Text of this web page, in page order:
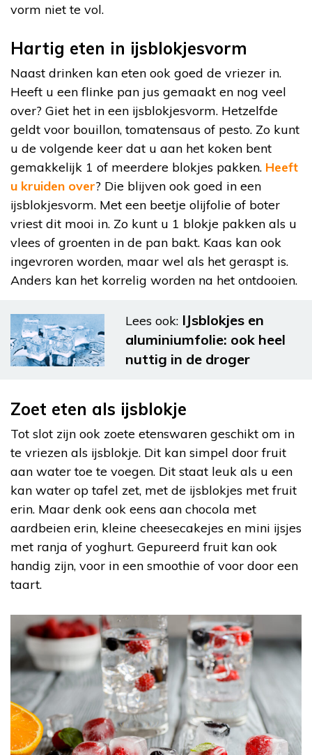
vorm niet te vol.
Hartig eten in ijsblokjesvorm
Naast drinken kan eten ook goed de vriezer in.
Heeft u een flinke pan jus gemaakt en nog veel
over? Giet het in een ijsblokjesvorm. Hetzelfde
geldt voor bouillon, tomatensaus of pesto. Zo kunt
u de volgende keer dat u aan het koken bent
gemakkelijk 1 of meerdere blokjes pakken. Heeft
u kruiden over? Die blijven ook goed in een
ijsblokjesvorm. Met een beetje olijfolie of boter
vriest dit mooi in. Zo kunt u 1 blokje pakken als u
vlees of groenten in de pan bakt. Kaas kan ook
ingevroren worden, maar wel als het geraspt is.
Anders kan het korrelig worden na het ontdooien.
Lees ook: IJsblokjes en
aluminiumfolie: ook heel
nuttig in de droger
Zoet eten als ijsblokje
Tot slot zijn ook zoete etenswaren geschikt om in
te vriezen als ijsblokje. Dit kan simpel door fruit
aan water toe te voegen. Dit staat leuk als u een
kan water op tafel zet, met de ijsblokjes met fruit
erin. Maar denk ook eens aan chocola met
aardbeien erin, kleine cheesecakejes en mini ijsjes
met ranja of yoghurt. Gepureerd fruit kan ook
handig zijn, voor in een smoothie of voor door een
taart.